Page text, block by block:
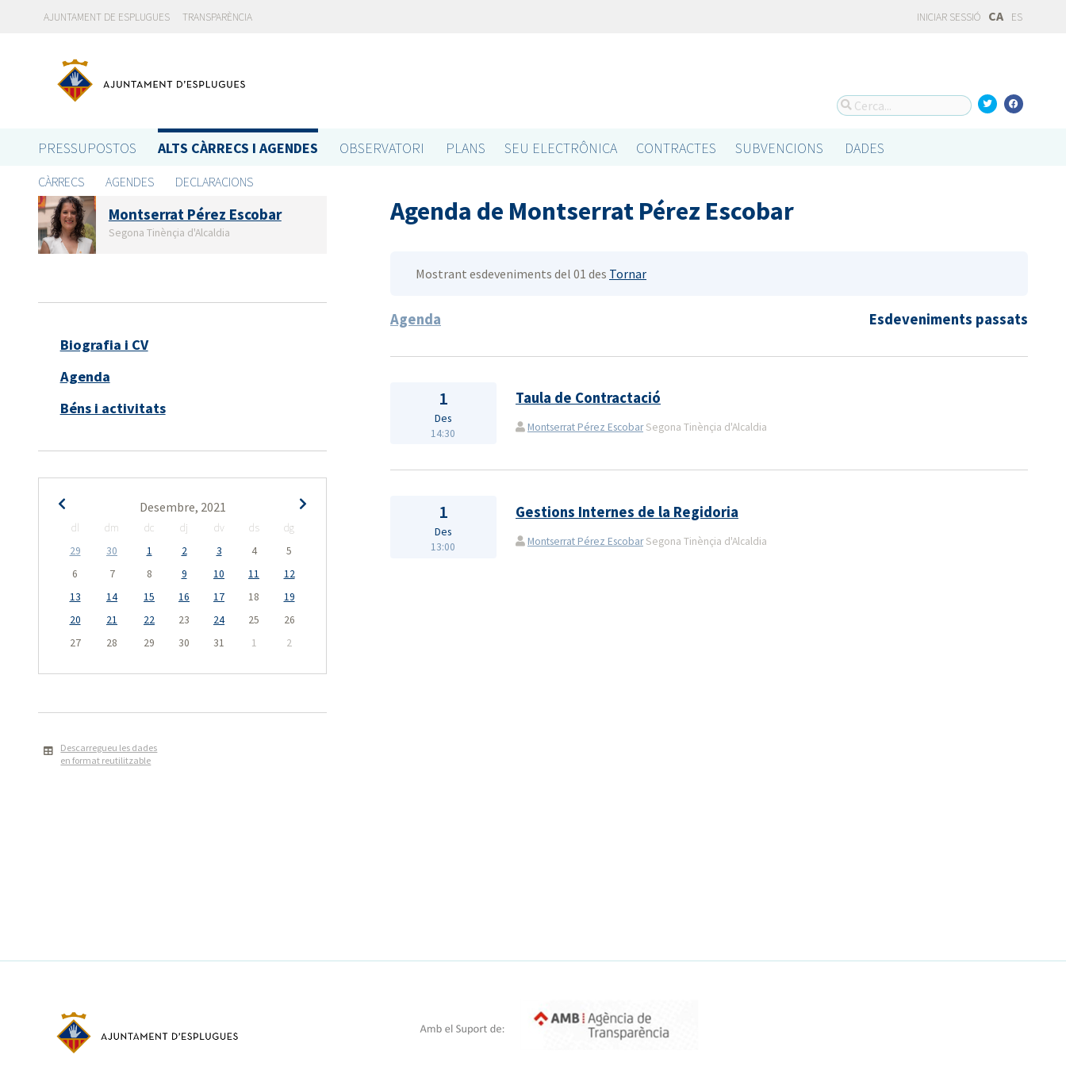
AJUNTAMENT DE ESPLUGUES TRANSPARÈNCIA INICIAR SESSIÓ CA ES
PRESSUPOSTOS ALTS CÀRRECS I AGENDES OBSERVATORI PLANS SEU ELECTRÔNICA CONTRACTES SUBVENCIONS DADES
CÀRRECS AGENDES DECLARACIONS
Montserrat Pérez Escobar
Segona Tinènçia d'Alcaldia
Biografia i CV
Agenda
Béns i activitats
Desembre, 2021
dl dm dc dj dv ds
dg
29
30 1 2 3 4
5
6
7 8 9 10 11
12
13
14 15 16 17 18
19
20
21 22 23 24 25
26
27
28 29 30 31 1 2
Descarregueu les dades
en format reutilitzable
Agenda de Montserrat Pérez Escobar
Mostrant esdeveniments del 01 des Tornar
Agenda Esdeveniments passats
1
Des
14:30
Taula de Contractació
Montserrat Pérez EscobarSegona Tinènçia d'Alcaldia
1
Des
13:00
Gestions Internes de la Regidoria
Montserrat Pérez EscobarSegona Tinènçia d'Alcaldia